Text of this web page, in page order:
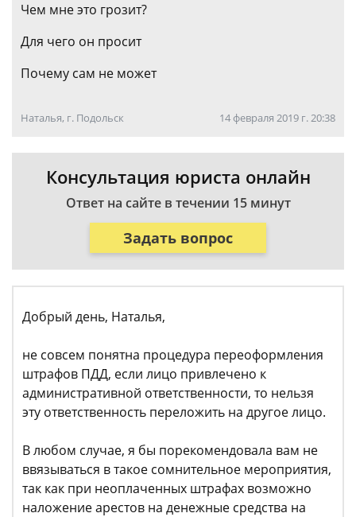
Чем мне это грозит?
Для чего он просит
Почему сам не может
Наталья, г. Подольск 14 февраля 2019 г. 20:38
Консультация юриста онлайн
Ответ на сайте в течении 15 минут
Задать вопрос
Добрый день, Наталья,
не совсем понятна процедура переоформления
штрафов ПДД, если лицо привлечено к
административной ответственности, то нельзя
эту ответственность переложить на другое лицо.
В любом случае, я бы порекомендовала вам не
ввязываться в такое сомнительное мероприятия,
так как при неоплаченных штрафах возможно
наложение арестов на денежные средства на